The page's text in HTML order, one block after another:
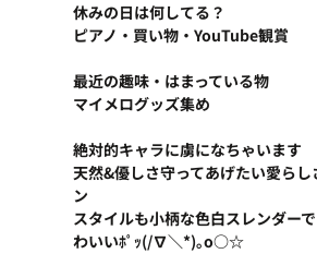
休みの日は何してる？
ピアノ・買い物・YouTube観賞
最近の趣味・はまっている物
マイメログッズ集め
絶対的キャラに虜になちゃいます
天然&優しさ守ってあげたい愛らし
ン
スタイルも小柄な色白スレンダー
わいいﾎﾟｯ(/∇＼*)｡o○☆